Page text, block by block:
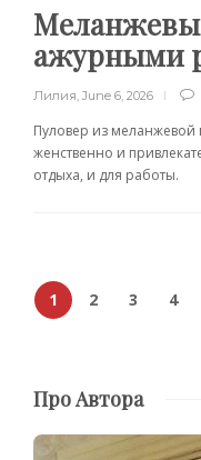
ажурными
Лилия, June 6, 2026
Пуловер из
женственно и
отдыха, и для работы.
1 2 3 4
Про Автора